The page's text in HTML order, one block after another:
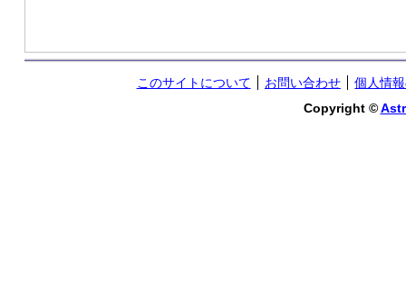
このサイトについて お問い合わせ
個人情
Copyright ©